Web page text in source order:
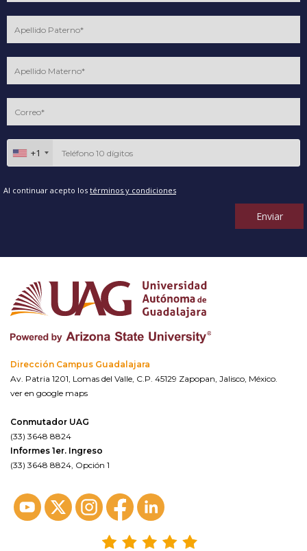
+1
Al continuar acepto los términos y condiciones
Enviar
Dirección Campus Guadalajara
Av. Patria 1201, Lomas del Valle, C.P. 45129 Zapopan, Jalisco, México.
ver en google maps
Conmutador UAG
(33) 3648 8824
Informes 1er. Ingreso
(33) 3648 8824, Opción 1